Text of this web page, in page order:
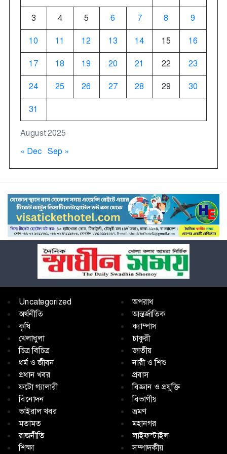
August 2025
3 4 5 6 7 8 9
10 11 12 13 14 15 16
17 18 19 20 21 22 23
24 25 26 27 28 29 30
31
« Dec Sep »
Uncategorized
অপরাধ
অর্থনীতি
আন্তর্জাতিক
কৃষি
ক্যাম্পাস
খেলাধুলা
চাকুরী
চিত্র বিচিত্র
জাতীয়
ধর্ম ও জীবন
নারী ও শিশু
প্রধান খবর
প্রবাস
ফটো গ্যালারী
বিজ্ঞান ও প্রযুক্তি
বিনোদন
বিভাগীয়
ভাইরাল খবর
ভ্রমণ
মতামত
মহানগর
রাজনীতি
লাইফস্টাইল
শিক্ষা
সম্পাদকীয়